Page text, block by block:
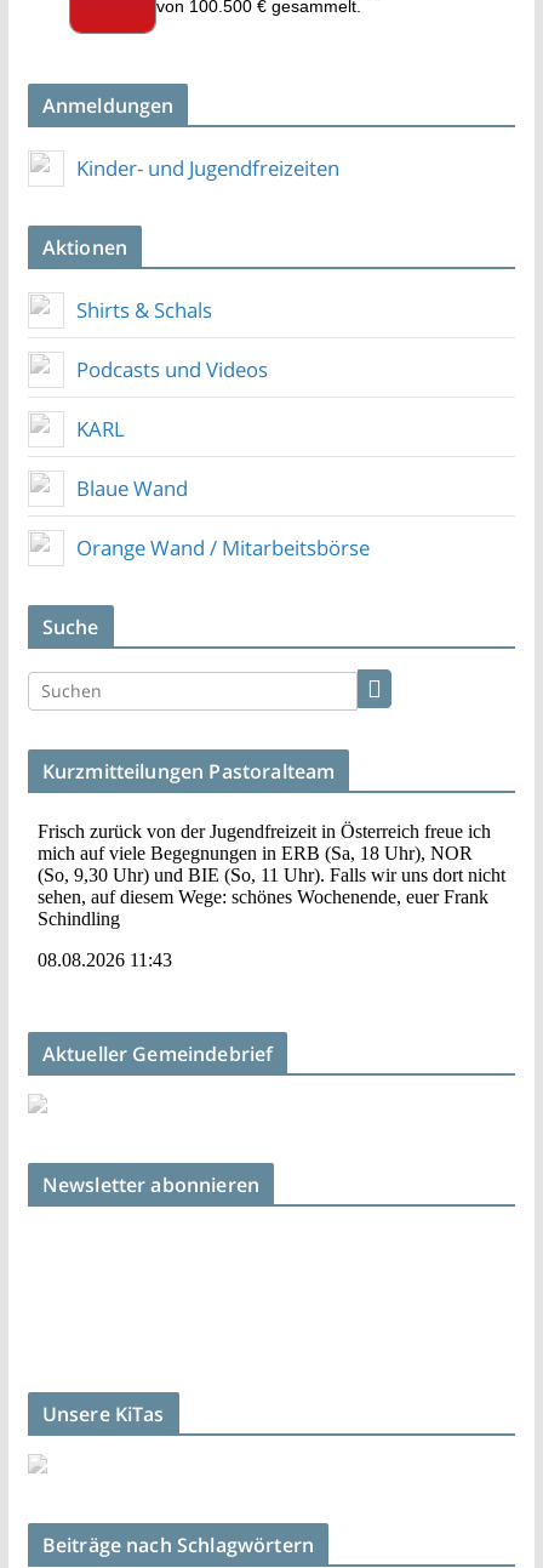
Anmeldungen
Kinder- und Jugendfreizeiten
Aktionen
Shirts & Schals
Podcasts und Videos
KARL
Blaue Wand
Orange Wand / Mitarbeitsbörse
Suche
Kurzmitteilungen Pastoralteam
Aktueller Gemeindebrief
Newsletter abonnieren
Unsere KiTas
Beiträge nach Schlagwörtern